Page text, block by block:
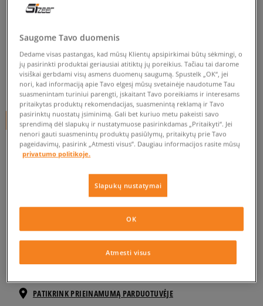
5.0(1)
210€ -24% (pradinė kaina)
169€ -6% (žemiausia kaina per pastarąsias 30 dienų iki nuolaidos)
159€
+ 159 tšk.SizeerClub
41 25,5 cm
SPALVARUSVAI GELSVA
Į KREPŠELĮ
PATIKRINK PRIEINAMUMĄ PARDUOTUVĖJE
Saugome Tavo duomenis
Dedame visas pastangas, kad mūsų Klientų apsipirkimai būtų sėkmingi, o
jų pasirinkti produktai geriausiai atitiktų jų poreikius. Tačiau tai darome
visiškai gerbdami visų asmens duomenų saugumą. Spustelk „OK“, jei
nori, kad informaciją apie Tavo elgesį mūsų svetainėje naudotume Tau
suasmenintam turiniui parengti, įskaitant Tavo poreikiams ir interesams
pritaikytas produktų rekomendacijas, suasmenintą reklamą ir Tavo
pasirinktų nuostatų įsiminimą. Gali bet kuriuo metu pakeisti savo
sprendimą dėl slapukų ir nustatymuose pasirinkdamas „Pritaikyti“. Jei
nenori gauti suasmenintų produktų pasiūlymų, pritaikytų prie Tavo
pageidavimų, pasirink „Atmesti visus”. Daugiau informacijos rasite mūsų
privatumo politikoje.
Slapukų nustatymai
Atmesti visus
OK